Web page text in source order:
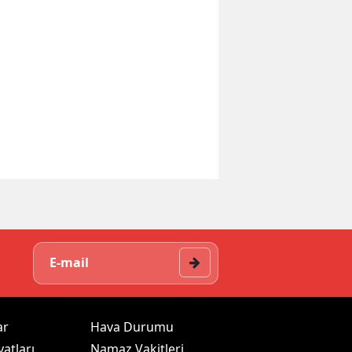
Hava Durumu